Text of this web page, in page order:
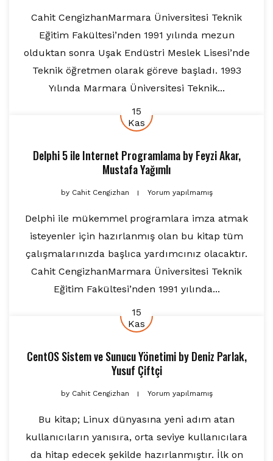
Cahit CengizhanMarmara Üniversitesi Teknik
Eğitim Fakültesi’nden 1991 yılında mezun
olduktan sonra Uşak Endüstri Meslek Lisesi’nde
Teknik öğretmen olarak göreve başladı. 1993
Yılında Marmara Üniversitesi Teknik...
15
Kas
Delphi 5 ile Internet ProgramlamabyFeyzi Akar,
Mustafa Yağımlı
byCahit Cengizhan Yorum yapılmamış
Delphi ile mükemmel programlara imza atmak
isteyenler için hazırlanmış olan bu kitap tüm
çalışmalarınızda başlıca yardımcınız olacaktır.
Cahit CengizhanMarmara Üniversitesi Teknik
Eğitim Fakültesi’nden 1991 yılında...
15
Kas
CentOS Sistem ve Sunucu YönetimibyDeniz Parlak,
Yusuf Çiftçi
byCahit Cengizhan Yorum yapılmamış
Bu kitap; Linux dünyasına yeni adım atan
kullanıcıların yanısıra, orta seviye kullanıcılara
da hitap edecek şekilde hazırlanmıştır. İlk on